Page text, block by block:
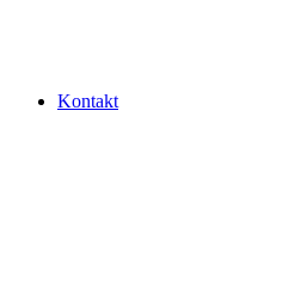
Kontakt